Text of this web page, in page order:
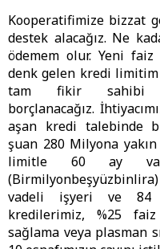
Kooperatifimize bizzat
destek alacağız. Ne
ödemem olur. Yeni
denk gelen kredi limitim
tam fikir sahibi
borçlanacağız.
aşan kredi talebinde
şuan 280 Milyona
limitle 60 ay
vadeli işyeri ve 84
kredilerimiz, %25
sağlama veya plasman